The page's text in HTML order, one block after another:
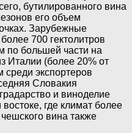
бутилированного вина
его объем
Зарубежные
700 гектолитров
по большей части на
Италии (более 20% от
экспортеров
Словакия
и виноделие
где климат более
вина также